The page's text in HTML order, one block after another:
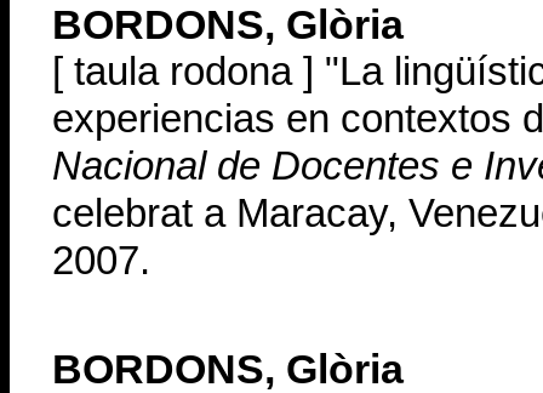
BORDONS, Glòria
[ taula rodona ] "La
experiencias en contextos
Nacional de Docentes e
celebrat a Maracay,
2007.
BORDONS, Glòria